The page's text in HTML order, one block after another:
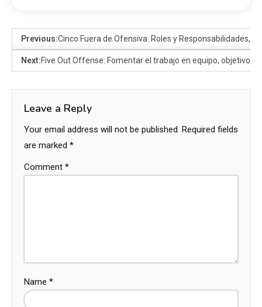
Previous:Cinco Fuera de Ofensiva: Roles y Responsabilidades,
Next:Five Out Offense: Fomentar el trabajo en equipo, objetivos
Leave a Reply
Your email address will not be published. Required fields
are marked *
Comment *
Name *